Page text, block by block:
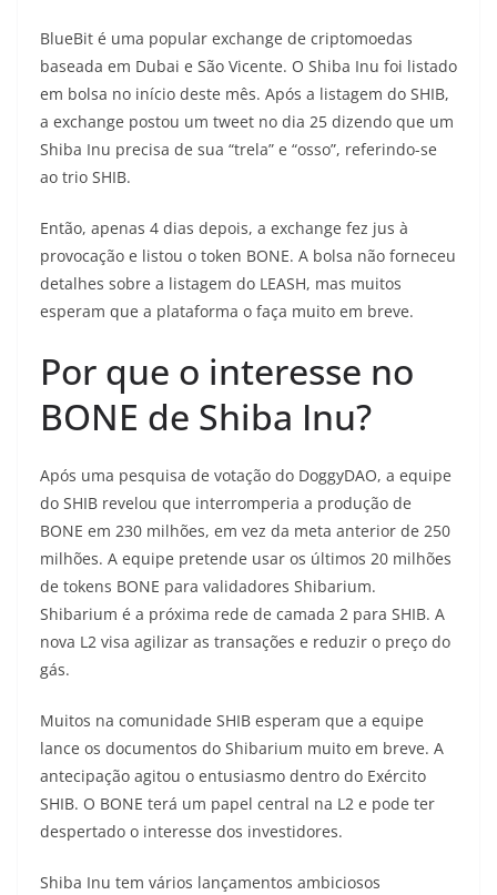
BlueBit é uma popular exchange de criptomoedas
baseada em Dubai e São Vicente. O Shiba Inu foi listado
em bolsa no início deste mês. Após a listagem do SHIB,
a exchange postou um tweet no dia 25 dizendo que um
Shiba Inu precisa de sua “trela” e “osso”, referindo-se
ao trio SHIB.
Então, apenas 4 dias depois, a exchange fez jus à
provocação e listou o token BONE. A bolsa não forneceu
detalhes sobre a listagem do LEASH, mas muitos
esperam que a plataforma o faça muito em breve.
Por que o interesse no
BONE de Shiba Inu?
Após uma pesquisa de votação do DoggyDAO, a equipe
do SHIB revelou que interromperia a produção de
BONE em 230 milhões, em vez da meta anterior de 250
milhões. A equipe pretende usar os últimos 20 milhões
de tokens BONE para validadores Shibarium.
Shibarium é a próxima rede de camada 2 para SHIB. A
nova L2 visa agilizar as transações e reduzir o preço do
gás.
Muitos na comunidade SHIB esperam que a equipe
lance os documentos do Shibarium muito em breve. A
antecipação agitou o entusiasmo dentro do Exército
SHIB. O BONE terá um papel central na L2 e pode ter
despertado o interesse dos investidores.
Shiba Inu tem vários lançamentos ambiciosos